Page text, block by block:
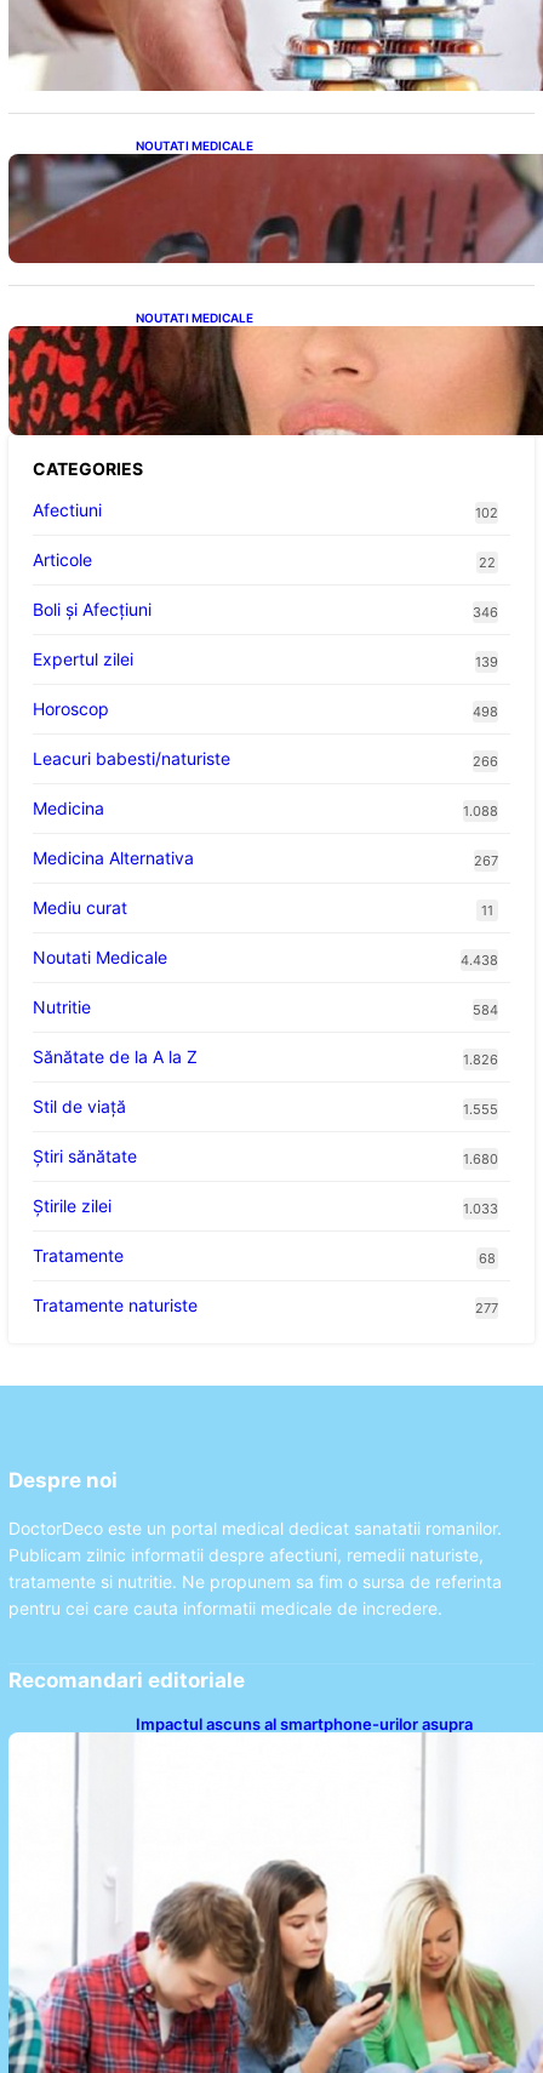
Digestive: Ce Înseamnă Suspendarea Colebil
și Panzcebil pentru Pacienți
NOUTATI MEDICALE
Reforma Educațională din Liceu: O
Schimbare Fundamentală pentru Generațiile
NOUTATI MEDICALE
Alina Pușcău și Lupta cu Metastaza: O
Poveste de Curaj și Inspirație
CATEGORIES
Afectiuni
102
Articole 22
Boli și Afecțiuni 346
Expertul zilei 139
Horoscop 498
Leacuri babesti/naturiste 266
Medicina 1.088
Medicina Alternativa 267
Mediu curat 11
Noutati Medicale 4.438
Nutritie 584
Sănătate de la A la Z 1.826
Stil de viaţă 1.555
Ştiri sănătate 1.680
Știrile zilei 1.033
Tratamente 68
Tratamente naturiste 277
Despre noi
DoctorDeco este un portal medical dedicat sanatatii romanilor.
Publicam zilnic informatii despre afectiuni, remedii naturiste,
tratamente si nutritie. Ne propunem sa fim o sursa de referinta
pentru cei care cauta informatii medicale de incredere.
Recomandari editoriale
Impactul ascuns al smartphone-urilor asupra